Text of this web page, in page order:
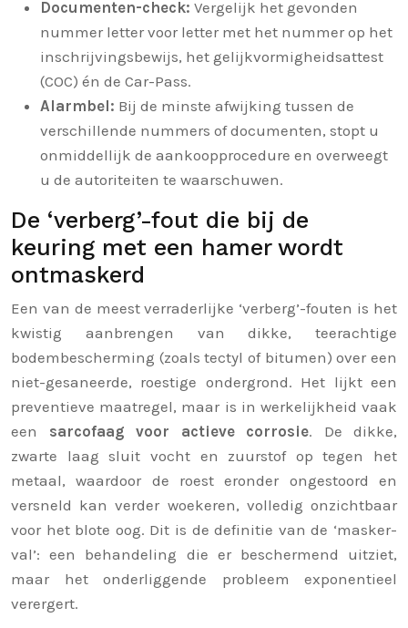
Documenten-check: Vergelijk het gevonden
nummer letter voor letter met het nummer op het
inschrijvingsbewijs, het gelijkvormigheidsattest
(COC) én de Car-Pass.
Alarmbel: Bij de minste afwijking tussen de
verschillende nummers of documenten, stopt u
onmiddellijk de aankoopprocedure en overweegt
u de autoriteiten te waarschuwen.
De ‘verberg’-fout die bij de
keuring met een hamer wordt
ontmaskerd
Een van de meest verraderlijke ‘verberg’-fouten is het
kwistig aanbrengen van dikke, teerachtige
bodembescherming (zoals tectyl of bitumen) over een
niet-gesaneerde, roestige ondergrond. Het lijkt een
preventieve maatregel, maar is in werkelijkheid vaak
een sarcofaag voor actieve corrosie. De dikke,
zwarte laag sluit vocht en zuurstof op tegen het
metaal, waardoor de roest eronder ongestoord en
versneld kan verder woekeren, volledig onzichtbaar
voor het blote oog. Dit is de definitie van de ‘masker-
val’: een behandeling die er beschermend uitziet,
maar het onderliggende probleem exponentieel
verergert.